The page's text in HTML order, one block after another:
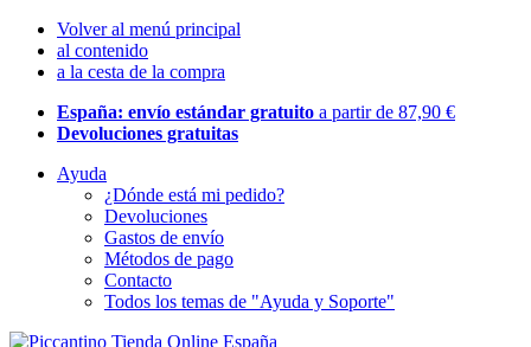
Volver al menú principal
al contenido
a la cesta de la compra
España: envío estándar gratuito a partir de 87,90 €
Devoluciones gratuitas
Ayuda
¿Dónde está mi pedido?
Devoluciones
Gastos de envío
Métodos de pago
Contacto
Todos los temas de "Ayuda y Soporte"